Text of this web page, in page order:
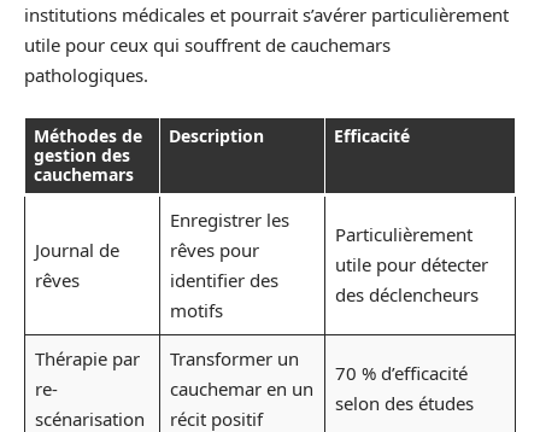
institutions médicales et pourrait s’avérer particulièrement
utile pour ceux qui souffrent de cauchemars
pathologiques.
Méthodes de
gestion des
cauchemars
Description Efficacité
Journal de
rêves
Enregistrer les
rêves pour
identifier des
motifs
Particulièrement
utile pour détecter
des déclencheurs
Thérapie par
re-
scénarisation
Transformer un
cauchemar en un
récit positif
70 % d’efficacité
selon des études